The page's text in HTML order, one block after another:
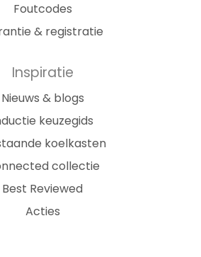
Foutcodes
& registratie
Inspiratie
Nieuws & blogs
keuzegids
koelkasten
collectie
Best Reviewed
Acties